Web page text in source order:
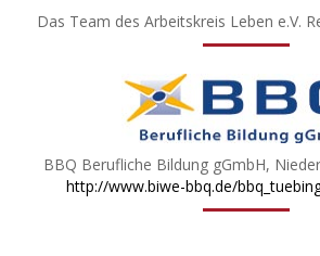
Das Team des Arbeitskreis Leben e.V.
BBQ Berufliche Bildung gGmbH,
http://www.biwe-bbq.de/